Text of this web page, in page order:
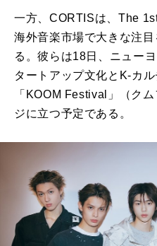
一方、CORTISは、The
海外音楽市場で大きな注
る。彼らは18日、ニュー
タートアップ文化とK-カ
「KOOM Festival」（ク
ジに立つ予定である。